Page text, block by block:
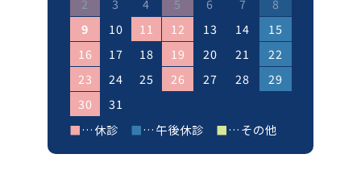
2
3 4 5 6 7
8
9
10 11 12 13 14
15
16
17 18 19 20 21
22
23
24 25 26 27 28
29
30
31
■…休診 ■…午後休診 ■…その他